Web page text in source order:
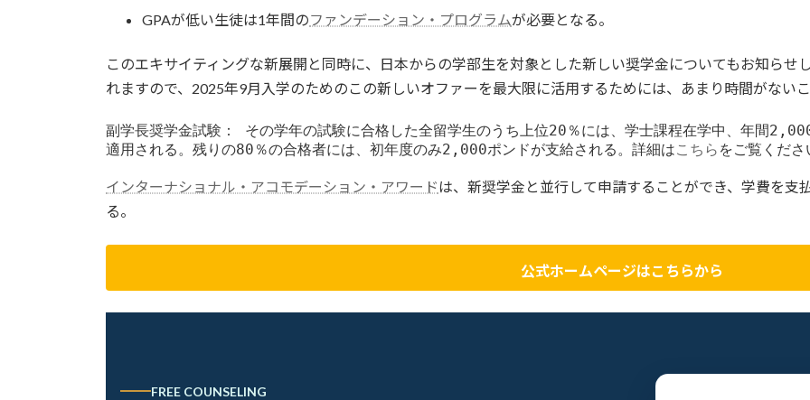
GPAが低い生徒は1年間のファンデーション・プログラムが必要となる。
このエキサイティングな新展開と同時に、日本からの学部生を対象とした新しい奨学金についてもお知らせ
れますので、2025年9月入学のためのこの新しいオファーを最大限に活用するためには、あまり時間がない
副学長奨学金試験： その学年の試験に合格した全留学生のうち上位20％には、学士課程在学中、年間
適用される。残りの80％の合格者には、初年度のみ2,000ポンドが支給される。詳細はこちら をご覧くださ
インターナショナル・アコモデーション・アワードは、新奨学金と並行して申請することができ、学費を支
る。
公式ホームページはこちらから
FREE COUNSELING